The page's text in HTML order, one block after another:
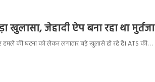
खुलासा, जेहादी ऐप बना रहा था मुर्तजा
हमले की घटना को लेकर लगातार बड़े खुलासे हो रहे हैं। ATS की…